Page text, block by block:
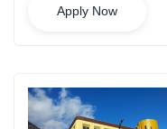
Apply Now